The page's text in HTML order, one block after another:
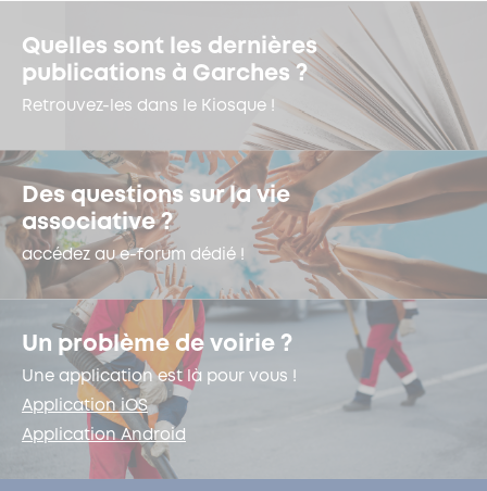
Quelles sont les dernières
publications à Garches ?
Retrouvez-les dans le Kiosque !
Des questions sur la vie
associative ?
accédez au e-forum dédié !
Un problème de voirie ?
Une application est là pour vous !
Application iOS
Application Android